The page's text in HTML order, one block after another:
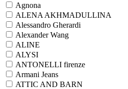
Agnona
ALENA AKHMADULLINA
Alessandro Gherardi
Alexander Wang
ALINE
ALYSI
ANTONELLI firenze
Armani Jeans
ATTIC AND BARN